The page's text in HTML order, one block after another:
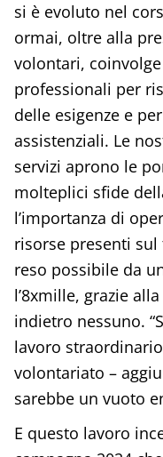
si è evoluto nel
ormai, oltre alla
volontari,
professionali per
delle esigenze e
assistenziali. Le
servizi aprono le
molteplici sfide
l’importanza di
risorse presenti
reso possibile da
l’8xmille, grazie
indietro nessuno.
lavoro
volontariato –
sarebbe un vuoto
E questo lavoro